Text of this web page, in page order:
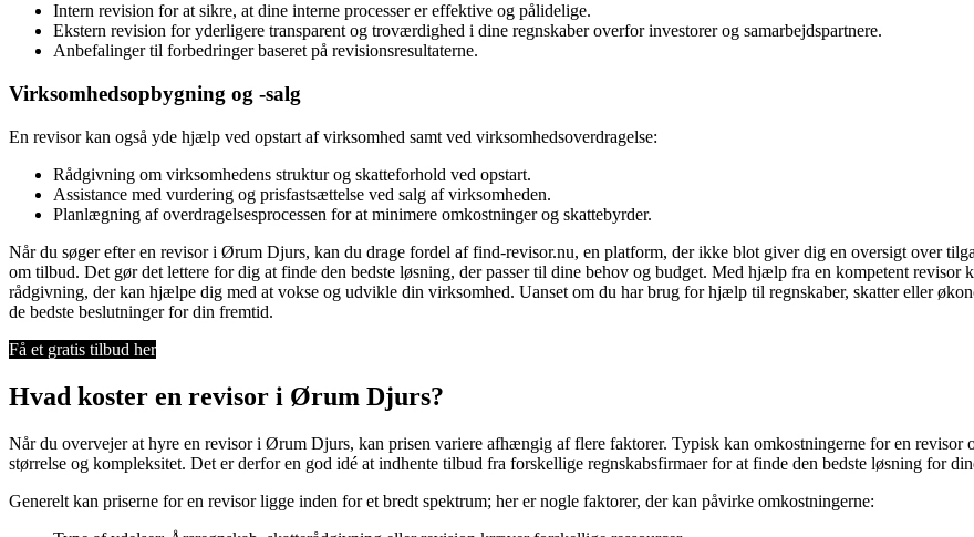
Intern revision for at sikre, at dine interne processer er effektive og pålidelige.
Ekstern revision for yderligere transparent og troværdighed i dine regnskaber overfor investorer og samarbejdspartnere.
Anbefalinger til forbedringer baseret på revisionsresultaterne.
Virksomhedsopbygning og -salg
En revisor kan også yde hjælp ved opstart af virksomhed samt ved virksomhedsoverdragelse:
Rådgivning om virksomhedens struktur og skatteforhold ved opstart.
Assistance med vurdering og prisfastsættelse ved salg af virksomheden.
Planlægning af overdragelsesprocessen for at minimere omkostninger og skattebyrder.
Når du søger efter en revisor i Ørum Djurs, kan du drage fordel af find-revisor.nu, en platform, der ikke blot giver dig en oversigt over
om tilbud. Det gør det lettere for dig at finde den bedste løsning, der passer til dine behov og budget. Med hjælp fra en kompetent
rådgivning, der kan hjælpe dig med at vokse og udvikle din virksomhed. Uanset om du har brug for hjælp til regnskaber, skatter eller
de bedste beslutninger for din fremtid.
Få et gratis tilbud her
Hvad koster en revisor i Ørum Djurs?
Når du overvejer at hyre en revisor i Ørum Djurs, kan prisen variere afhængig af flere faktorer. Typisk kan omkostningerne for en revisor
størrelse og kompleksitet. Det er derfor en god idé at indhente tilbud fra forskellige regnskabsfirmaer for at finde den bedste løsning for
Generelt kan priserne for en revisor ligge inden for et bredt spektrum; her er nogle faktorer, der kan påvirke omkostningerne: